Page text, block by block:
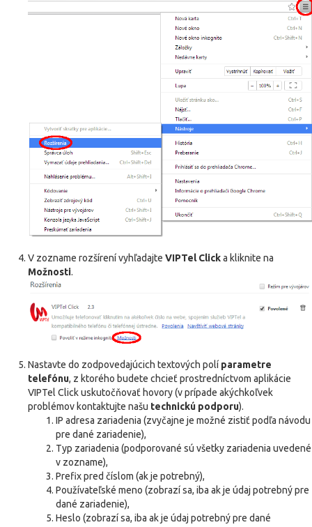
V zozname rozšírení vyhľadajte VIPTel Clicka kliknite na
Možnosti.
Nastavte do zodpovedajúcich textových polí parametre
telefónu, z ktorého budete chcieť prostredníctvom aplikácie
VIPTel Click uskutočňovať hovory (v prípade akýchkoľvek
problémov kontaktujte našu technickú podporu).
IP adresa zariadenia (zvyčajne je možné zistiť podľa návodu
pre dané zariadenie),
Typ zariadenia (podporované sú všetky zariadenia uvedené
v zozname),
Prefix pred číslom (ak je potrebný),
Používateľské meno (zobrazí sa, iba ak je údaj potrebný pre
dané zariadenie),
Heslo (zobrazí sa, iba ak je údaj potrebný pre dané